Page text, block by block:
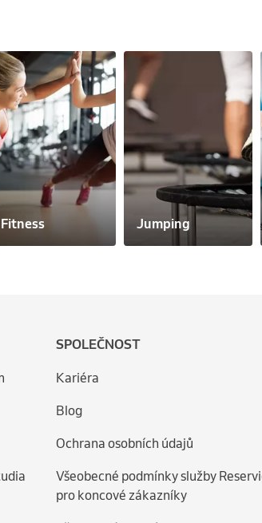
Fitness Jumping
SPOLEČNOST
Kariéra
Blog
Ochrana osobních údajů
Všeobecné podmínky služby
pro koncové zákazníky